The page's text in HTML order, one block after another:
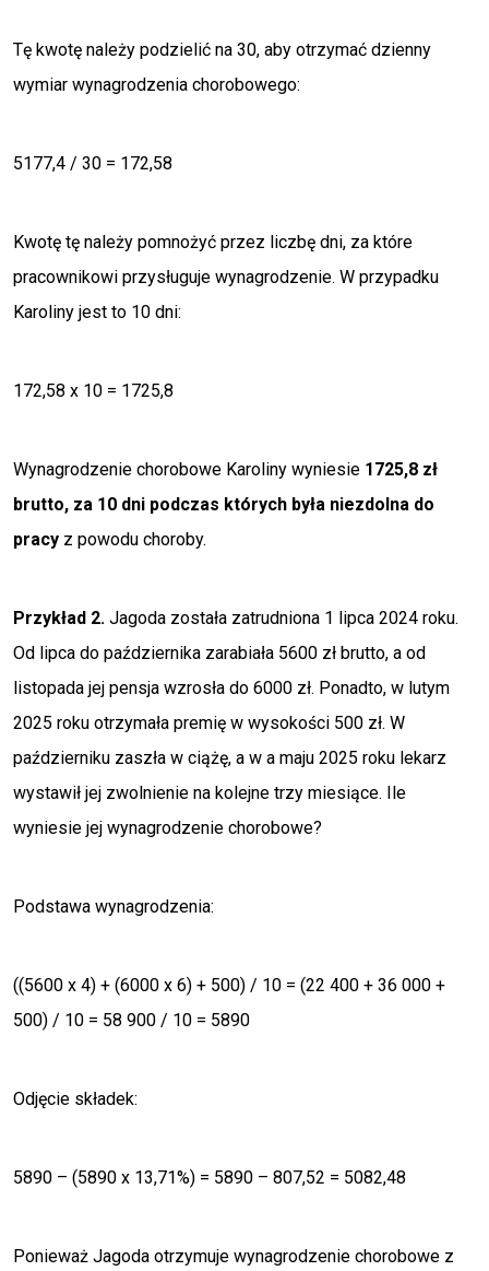
Tę kwotę należy podzielić na 30, aby otrzymać dzienny
wymiar wynagrodzenia chorobowego:
5177,4 / 30 = 172,58
Kwotę tę należy pomnożyć przez liczbę dni, za które
pracownikowi przysługuje wynagrodzenie. W przypadku
Karoliny jest to 10 dni:
172,58 x 10 = 1725,8
Wynagrodzenie chorobowe Karoliny wyniesie 1725,8 zł
brutto, za 10 dni podczas których była niezdolna do
pracy z powodu choroby.
Przykład 2. Jagoda została zatrudniona 1 lipca 2024 roku.
Od lipca do października zarabiała 5600 zł brutto, a od
listopada jej pensja wzrosła do 6000 zł. Ponadto, w lutym
2025 roku otrzymała premię w wysokości 500 zł. W
październiku zaszła w ciążę, a w a maju 2025 roku lekarz
wystawił jej zwolnienie na kolejne trzy miesiące. Ile
wyniesie jej wynagrodzenie chorobowe?
Podstawa wynagrodzenia:
((5600 x 4) + (6000 x 6) + 500) / 10 = (22 400 + 36 000 +
500) / 10 = 58 900 / 10 = 5890
Odjęcie składek:
5890 – (5890 x 13,71%) = 5890 – 807,52 = 5082,48
Ponieważ Jagoda otrzymuje wynagrodzenie chorobowe z